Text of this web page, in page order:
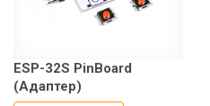
ESP-32S PinBoard
(Адаптер)